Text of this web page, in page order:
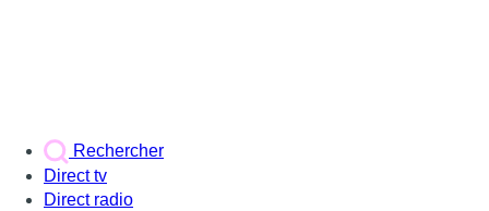
Rechercher
Direct tv
Direct radio